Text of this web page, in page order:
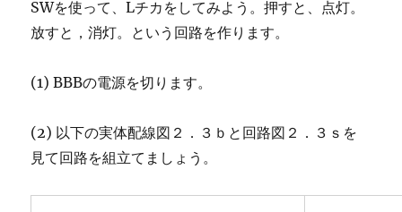
SWを使って、Lチカをしてみよう。押すと、点灯。
放すと，消灯。という回路を作ります。
(1) BBBの電源を切ります。
(2) 以下の実体配線図２．３ｂと回路図２．３ｓを
見て回路を組立てましょう。